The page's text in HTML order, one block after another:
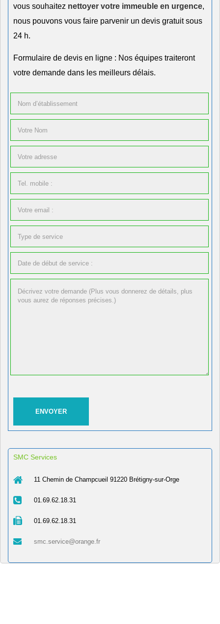
vous souhaitez nettoyer votre immeuble en urgence,
nous pouvons vous faire parvenir un devis gratuit sous
24 h.
Formulaire de devis en ligne : Nos équipes traiteront
votre demande dans les meilleurs délais.
SMC Services
11 Chemin de Champcueil 91220 Brétigny-sur-Orge
01.69.62.18.31
01.69.62.18.31
smc.service@orange.fr